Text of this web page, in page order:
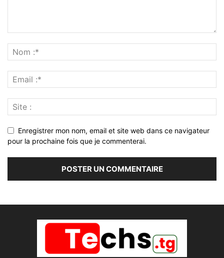
Enregistrer mon nom, email et site web dans ce navigateur
pour la prochaine fois que je commenterai.